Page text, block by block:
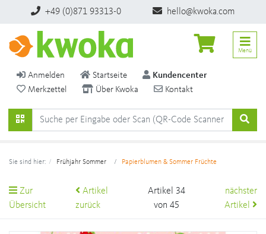
+49 (0)871 93313-0 hello@kwoka.com
Anmelden Startseite
Kundencenter
Merkzettel
Über Kwoka Kontakt
Menü
Sie sind hier: Frühjahr Sommer Papierblumen & Sommer Früchte
Zur
Übersicht
Artikel
zurück
Artikel 34
von 45
nächster
Artikel